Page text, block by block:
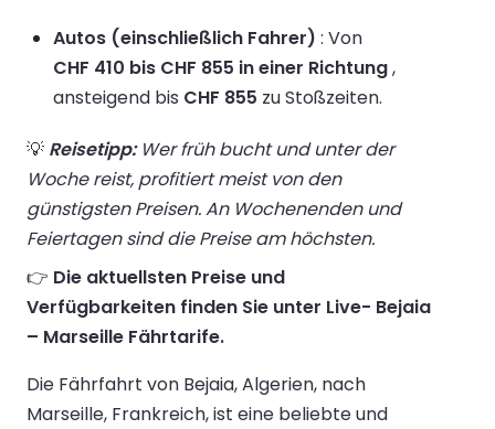
Autos (einschließlich Fahrer) : Von
CHF 410 bis CHF 855 in einer Richtung,
ansteigend bis CHF 855 zu Stoßzeiten.
💡 Reisetipp:Wer früh bucht und unter der
Woche reist, profitiert meist von den
günstigsten Preisen. An Wochenenden und
Feiertagen sind die Preise am höchsten.
👉 Die aktuellsten Preise und
Verfügbarkeiten finden Sie unter Live- Bejaia
– Marseille Fährtarife.
Die Fährfahrt von Bejaia, Algerien, nach
Marseille, Frankreich, ist eine beliebte und